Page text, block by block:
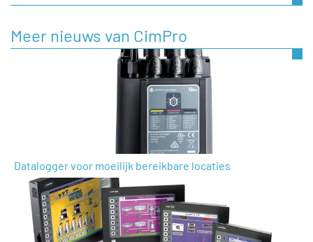
Meer nieuws van CimPro
Datalogger voor moeilijk bereikbare locaties